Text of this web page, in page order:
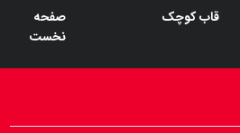
قاب کوچک
صفحه
نخست